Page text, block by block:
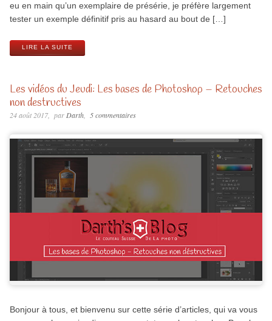
eu en main qu’un exemplaire de présérie, je préfère largement
tester un exemple définitif pris au hasard au bout de […]
LIRE LA SUITE
Les vidéos du Jeudi: Les bases de Photoshop – Retouches
non destructives
24 août 2017 par Darth 5 commentaires
Bonjour à tous, et bienvenu sur cette série d’articles, qui va vous